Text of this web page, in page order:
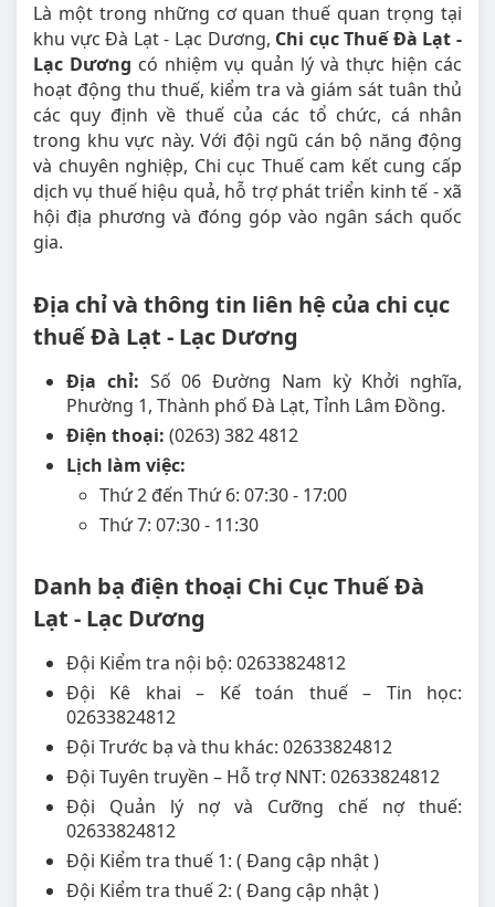
Là một trong những cơ quan thuế quan trọng tại
khu vực Đà Lạt - Lạc Dương, Chi cục Thuế Đà Lạt -
Lạc Dương có nhiệm vụ quản lý và thực hiện các
hoạt động thu thuế, kiểm tra và giám sát tuân thủ
các quy định về thuế của các tổ chức, cá nhân
trong khu vực này. Với đội ngũ cán bộ năng động
và chuyên nghiệp, Chi cục Thuế cam kết cung cấp
dịch vụ thuế hiệu quả, hỗ trợ phát triển kinh tế - xã
hội địa phương và đóng góp vào ngân sách quốc
gia.
Địa chỉ và thông tin liên hệ của chi cục
thuế Đà Lạt - Lạc Dương
Địa chỉ: Số 06 Đường Nam kỳ Khởi nghĩa,
Phường 1, Thành phố Đà Lạt, Tỉnh Lâm Đồng.
Điện thoại: (0263) 382 4812
Lịch làm việc:
Thứ 2 đến Thứ 6: 07:30 - 17:00
Thứ 7: 07:30 - 11:30
Danh bạ điện thoại Chi Cục Thuế Đà
Lạt - Lạc Dương
Đội Kiểm tra nội bộ: 02633824812
Đội Kê khai – Kế toán thuế – Tin học:
02633824812
Đội Trước bạ và thu khác: 02633824812
Đội Tuyên truyền – Hỗ trợ NNT: 02633824812
Đội Quản lý nợ và Cưỡng chế nợ thuế:
02633824812
Đội Kiểm tra thuế 1: ( Đang cập nhật )
Đội Kiểm tra thuế 2: ( Đang cập nhật )